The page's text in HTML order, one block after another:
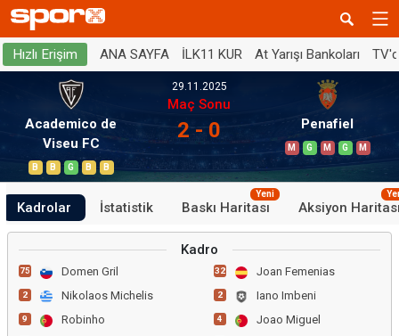
Hızlı Erişim ANA SAYFA İLK11 KUR At Yarışı Bankoları
Academico de
Viseu FC
B B G B B
29.11.2025
Maç Sonu
2 - 0 Penafiel
M G M G M
Kadrolar İstatistik Baskı Haritası
Yeni
Aksiyon
Kadro
75 Domen Gril
2 Nikolaos Michelis
9 Robinho
32 Joan Femenias
2 Iano Imbeni
4 Joao Miguel